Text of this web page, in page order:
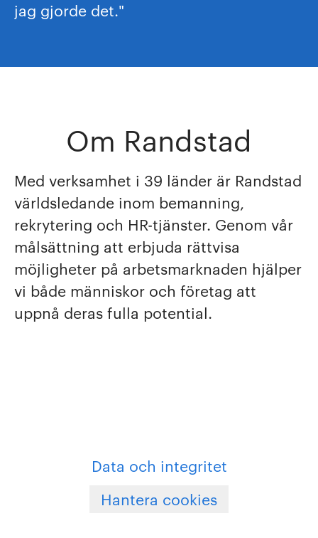
jag gjorde det."
Om Randstad
Med verksamhet i 39 länder är Randstad
världsledande inom bemanning,
rekrytering och HR-tjänster. Genom vår
målsättning att erbjuda rättvisa
möjligheter på arbetsmarknaden hjälper
vi både människor och företag att
uppnå deras fulla potential.
Data och integritet
Hantera cookies